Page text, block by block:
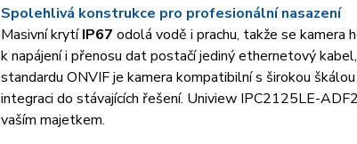
Spolehlivá konstrukce pro profesionální nasazení
Masivní krytíIP67 odolá vodě i prachu, takže se kamera
k napájení i přenosu dat postačí jediný ethernetový
standardu ONVIF je kamera kompatibilní s širokou
integraci do stávajících řešení. Uniview IPC2125LE-
vaším majetkem.